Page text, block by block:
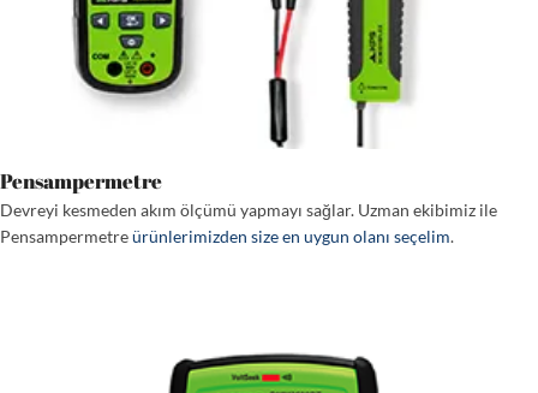
Pensampermetre
Devreyi kesmeden akım ölçümü yapmayı sağlar. Uzman ekibimiz ile
Pensampermetreürünlerimizden size en uygun olanı seçelim.